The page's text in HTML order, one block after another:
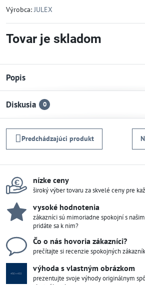
Výrobca: JULEX
Tovar je skladom
Popis
Diskusia 0
Predchádzajúci produkt
nízke ceny
široký výber tovaru za skvelé ceny pre
vysoké hodnotenia
zákazníci sú mimoriadne spokojní s
pridáte sa k nim?
Čo o nás hovoria zákazníci?
prečítajte si recenzie spokojných
výhoda s vlastným obrázkom
prezentujte svoje výhody originálnym